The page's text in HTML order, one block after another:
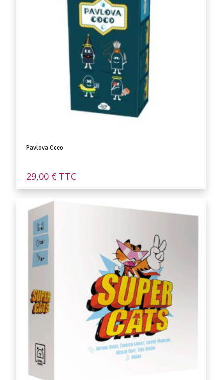
Pavlova Coco
29,00 € TTC